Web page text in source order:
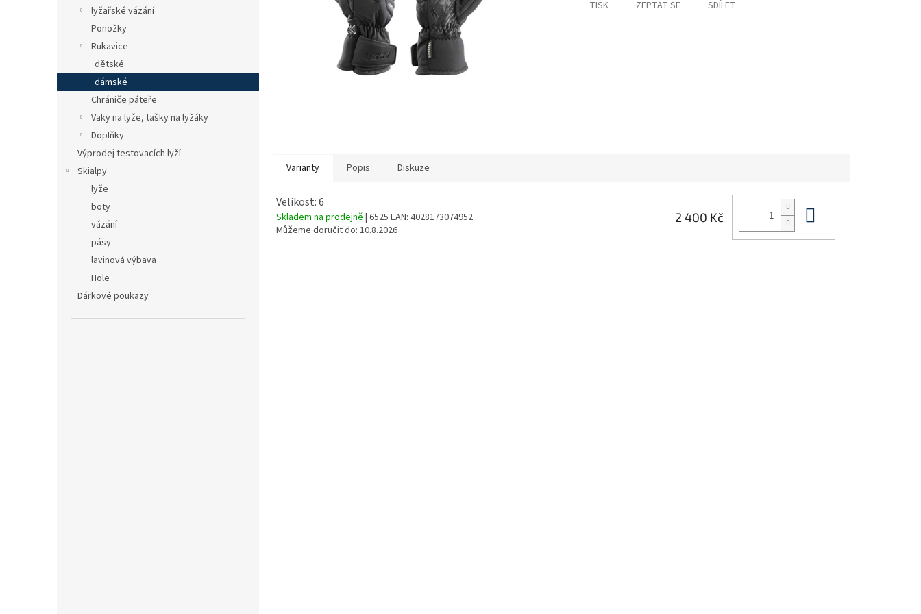
lyžařské vázání
Ponožky
Rukavice
dětské
dámské
Chrániče páteře
Vaky na lyže, tašky na lyžáky
Doplňky
Výprodej testovacích lyží
Skialpy
lyže
boty
vázání
pásy
lavinová výbava
Hole
Dárkové poukazy
TISK ZEPTAT SE SDÍLET
Varianty Popis Diskuze
Velikost: 6
Skladem na prodejně | 6525 EAN: 4028173074952
Můžeme doručit do: 10.8.2026
2 400 Kč